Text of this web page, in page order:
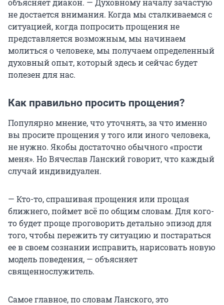
объясняет диакон. — Духовному началу зачастую
не достается внимания. Когда мы сталкиваемся с
ситуацией, когда попросить прощения не
представляется возможным, мы начинаем
молиться о человеке, мы получаем определенный
духовный опыт, который здесь и сейчас будет
полезен для нас.
Как правильно просить прощения?
Популярно мнение, что уточнять, за что именно
вы просите прощения у того или иного человека,
не нужно. Якобы достаточно обычного «прости
меня». Но Вячеслав Ланский говорит, что каждый
случай индивидуален.
— Кто-то, спрашивая прощения или прощая
ближнего, поймет всё по общим словам. Для кого-
то будет проще проговорить детально эпизод для
того, чтобы пережить ту ситуацию и постараться
ее в своем сознании исправить, нарисовать новую
модель поведения, — объясняет
священнослужитель.
Самое главное, по словам Ланского, это